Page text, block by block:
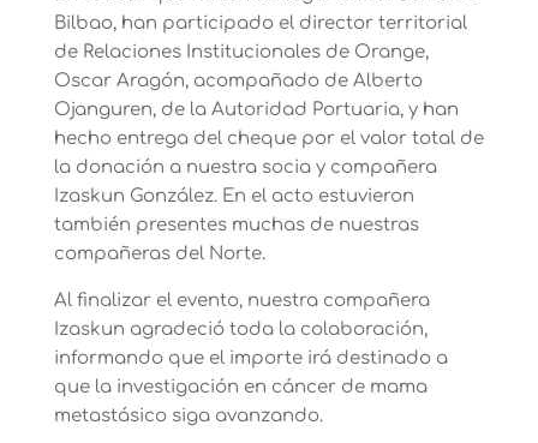
Bilbao, han participado el director territorial
de Relaciones Institucionales de Orange,
Oscar Aragón, acompañado de Alberto
Ojanguren, de la Autoridad Portuaria, y han
hecho entrega del cheque por el valor total de
la donación a nuestra socia y compañera
Izaskun González. En el acto estuvieron
también presentes muchas de nuestras
compañeras del Norte.
Al finalizar el evento, nuestra compañera
Izaskun agradeció toda la colaboración,
informando que el importe irá destinado a
que la investigación en cáncer de mama
metastásico siga avanzando.